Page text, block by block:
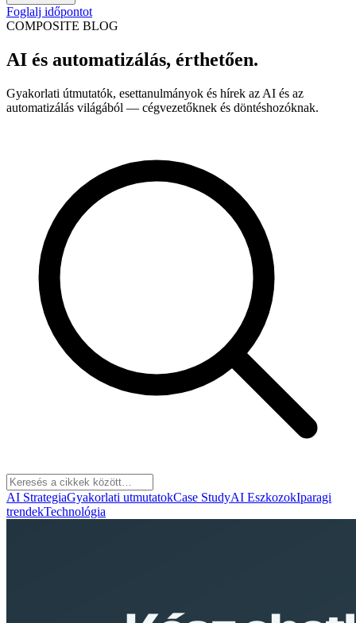
Foglalj időpontot
COMPOSITE BLOG
AI és automatizálás, érthetően.
Gyakorlati útmutatók, esettanulmányok és hírek az AI és az
automatizálás világából — cégvezetőknek és döntéshozóknak.
AI StrategiaGyakorlati utmutatokCase StudyAI EszkozokIparagi
trendekTechnológia